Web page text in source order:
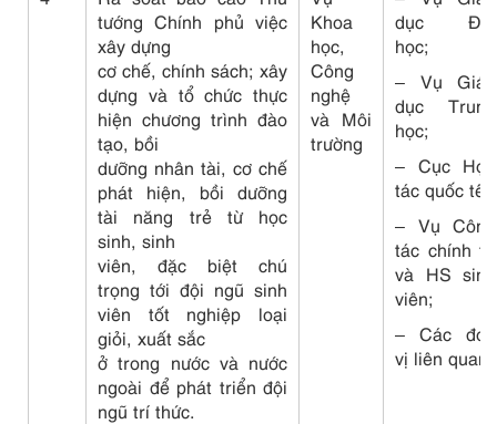
tướng Chính phủ việc
xây dựng
cơ chế, chính sách; xây
dựng và tổ chức thực
hiện chương trình đào
tạo, bồi
dưỡng nhân tài, cơ chế
phát hiện, bồi dưỡng
tài năng trẻ từ học
sinh, sinh
viên, đặc biệt chú
trọng tới đội ngũ sinh
viên tốt nghiệp loại
giỏi, xuất sắc
ở trong nước và nước
ngoài để phát triển đội
ngũ trí thức.
Khoa
học,
Công
nghệ
và Môi
trường
dục Đại
học;
– Vụ Giáo
dục Trung
học;
– Cục Hợp
tác quốc tế;
– Vụ Công
tác chính trị
và HS sinh
viên;
– Các đơn
vị liên quan.